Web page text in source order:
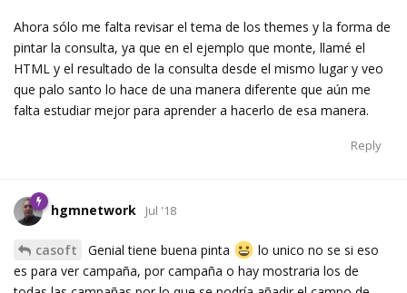
Ahora sólo me falta revisar el tema de los themes y la forma de
pintar la consulta, ya que en el ejemplo que monte, llamé el
HTML y el resultado de la consulta desde el mismo lugar y veo
que palo santo lo hace de una manera diferente que aún me
falta estudiar mejor para aprender a hacerlo de esa manera.
Reply
hgmnetwork Jul '18
casoft Genial tiene buena pinta
lo unico no se si eso
es para ver campaña, por campaña o hay mostraria los de